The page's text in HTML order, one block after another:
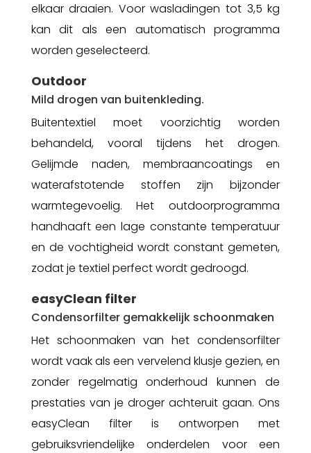
elkaar draaien. Voor wasladingen tot 3,5 kg
kan dit als een automatisch programma
worden geselecteerd.
Outdoor
Mild drogen van buitenkleding.
Buitentextiel moet voorzichtig worden
behandeld, vooral tijdens het drogen.
Gelijmde naden, membraancoatings en
waterafstotende stoffen zijn bijzonder
warmtegevoelig. Het outdoorprogramma
handhaaft een lage constante temperatuur
en de vochtigheid wordt constant gemeten,
zodat je textiel perfect wordt gedroogd.
easyClean filter
Condensorfilter gemakkelijk schoonmaken
Het schoonmaken van het condensorfilter
wordt vaak als een vervelend klusje gezien, en
zonder regelmatig onderhoud kunnen de
prestaties van je droger achteruit gaan. Ons
easyClean filter is ontworpen met
gebruiksvriendelijke onderdelen voor een